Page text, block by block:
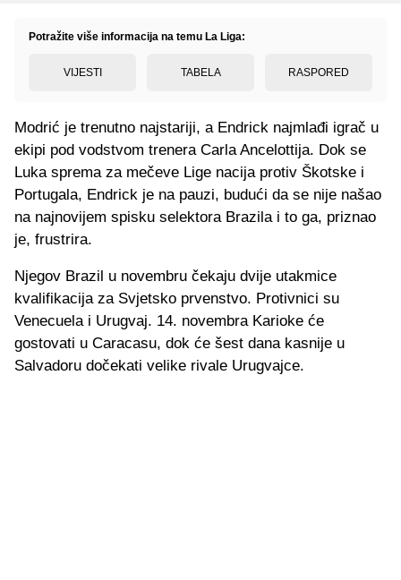
Potražite više informacija na temu La Liga:
VIJESTI TABELA RASPORED
Modrić je trenutno najstariji, a Endrick najmlađi igrač u
ekipi pod vodstvom trenera Carla Ancelottija. Dok se
Luka sprema za mečeve Lige nacija protiv Škotske i
Portugala, Endrick je na pauzi, budući da se nije našao
na najnovijem spisku selektora Brazila i to ga, priznao
je, frustrira.
Njegov Brazil u novembru čekaju dvije utakmice
kvalifikacija za Svjetsko prvenstvo. Protivnici su
Venecuela i Urugvaj. 14. novembra Karioke će
gostovati u Caracasu, dok će šest dana kasnije u
Salvadoru dočekati velike rivale Urugvajce.